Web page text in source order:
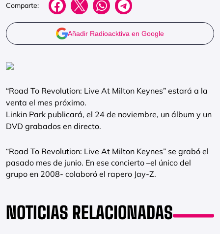
Comparte:
Añadir Radioacktiva en Google
“Road To Revolution: Live At Milton Keynes” estará a la
venta el mes próximo.
Linkin Park publicará, el 24 de noviembre, un álbum y un
DVD grabados en directo.
“Road To Revolution: Live At Milton Keynes” se grabó el
pasado mes de junio. En ese concierto –el único del
grupo en 2008- colaboró el rapero Jay-Z.
NOTICIAS RELACIONADAS